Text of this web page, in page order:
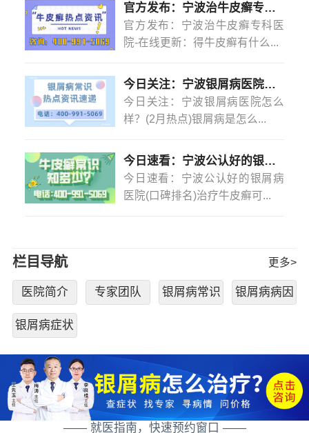
官方发布：宁波治牛皮癣专科医院-在线更新：得牛皮癣有什么忌口的吗？
官方发布：宁波治牛皮癣专科医
院-在线更新：得牛皮癣有什么...
今日关注：宁波银屑病医院怎么样？(2月热点)银屑病是怎么染上的？
今日关注：宁波银屑病医院怎么
样？(2月热点)银屑病是怎么...
今日速看：宁波公认好的银屑病医院(口碑排名)治疗牛皮癣可以不吃药不打针吗？
今日速看：宁波公认好的银屑病
医院(口碑排名)治疗牛皮癣可...
栏目导航 更多>
医院简介 专家团队 银屑病常识 银屑病病因
银屑病症状
—— 就医指南，快速预约窗口 ——